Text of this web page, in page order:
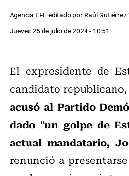
Agencia EFE editado por Raúl Gutiérrez
Jueves 25 de julio de 2024 - 10:51
El expresidente de
candidato republicano,
acusó al Partido
dado "un golpe de
actual mandatario,
renunció a